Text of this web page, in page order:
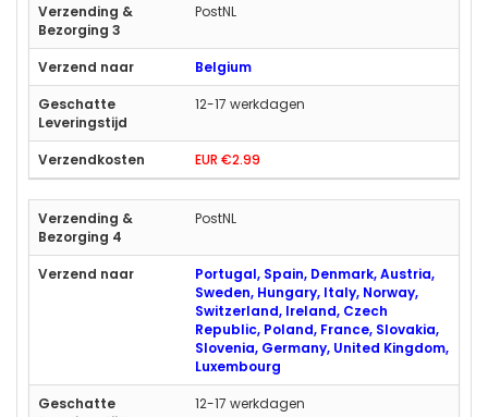
PostNL
Belgium
12-17 werkdagen
EUR €2.99
PostNL
Portugal, Spain, Denmark, Austria,
Sweden, Hungary, Italy, Norway,
Switzerland, Ireland, Czech
Republic, Poland, France, Slovakia,
Slovenia, Germany, United Kingdom,
Luxembourg
12-17 werkdagen